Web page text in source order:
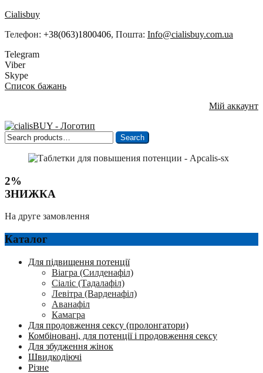
Cialisbuy
Телефон: +38(063)1800406, Пошта: Info@cialisbuy.com.ua
Telegram
Viber
Skype
Список бажань
Мій аккаунт
Search
for:
Search
2%
ЗНИЖКА
На друге замовлення
Каталог
Для підвищення потенції
Віагра (Силденафіл)
Сіаліс (Тадалафіл)
Левітра (Варденафіл)
Аванафіл
Камагра
Для продовження сексу (пролонгатори)
Комбіновані, для потенції і продовження сексу
Для збудження жінок
Швидкодіючі
Різне